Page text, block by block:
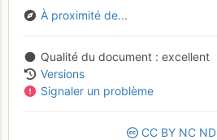
À proximité de...
Qualité du document
excellent
Versions
Signaler un problème
CC BY NC ND